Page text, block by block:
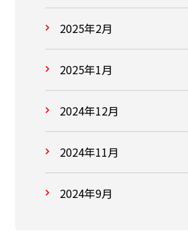
2025年2月
2025年1月
2024年12月
2024年11月
2024年9月